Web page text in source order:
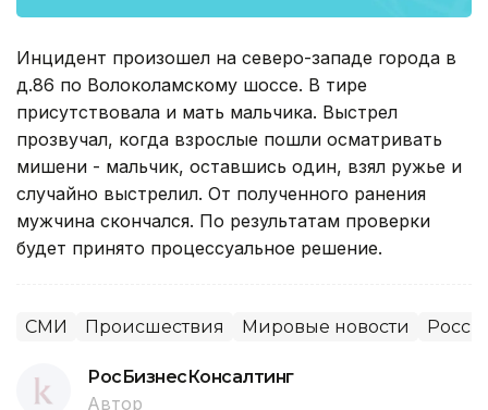
Инцидент произошел на северо-западе города в
д.86 по Волоколамскому шоссе. В тире
присутствовала и мать мальчика. Выстрел
прозвучал, когда взрослые пошли осматривать
мишени - мальчик, оставшись один, взял ружье и
случайно выстрелил. От полученного ранения
мужчина скончался. По результатам проверки
будет принято процессуальное решение.
СМИ Происшествия Мировые новости
РосБизнесКонсалтинг
Автор